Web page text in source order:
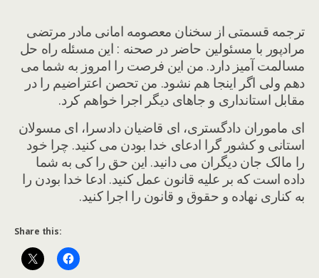
ترجمه قسمتی از سخنان معصومه امانی مادر مرتضی
مرادپور با مسئولین حاضر در صحنه : این مسئله راه حل
مسالمت آمیز دارد. من این فرصت را امروز به شما می
دهم ولی اگر اینجا هم نشود. من تحصن اعتراضیم را در
مقابل استانداری و جاهای دیگر اجرا خواهم کرد.
ای ماموران دادگستری، ای قاضیان دادسرا، ای مسولان
استانی و کشور گرا ادعای خدا بودن می کنید. چرا خود
را مالک جان دیگران می دانید. این حق را کی به شما
داده است که بر علیه قانون عمل کنید. ادعا خدا بودن را
به کناری نهاده و حقوق و قانون را اجرا کنید.
Share this: